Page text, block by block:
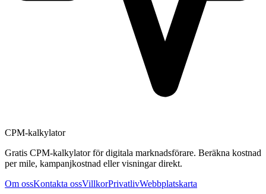
CPM-kalkylator
Gratis CPM-kalkylator för digitala marknadsförare. Beräkna kostnad
per mile, kampanjkostnad eller visningar direkt.
Om ossKontakta ossVillkorPrivatlivWebbplatskarta